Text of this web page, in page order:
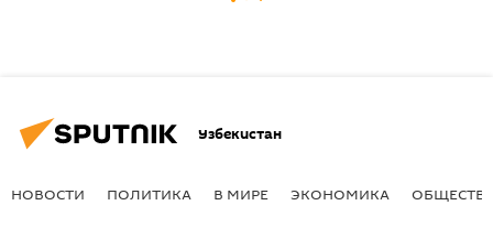
Узбекистан
НОВОСТИ ПОЛИТИКА В МИРЕ ЭКОНОМИКА